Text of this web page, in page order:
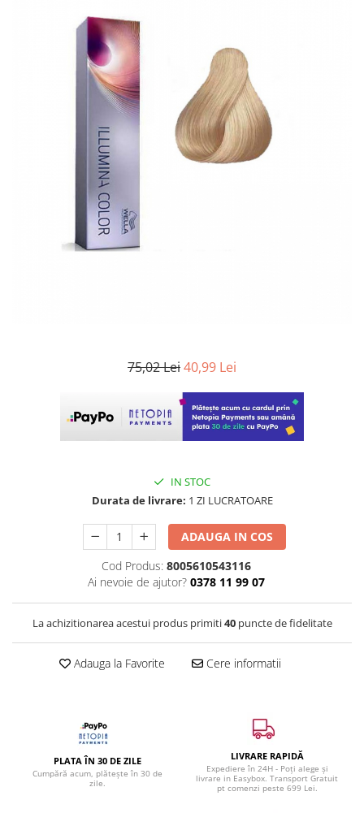
75,02 Lei40,99 Lei
IN STOC
Durata de livrare: 1 ZI LUCRATOARE
ADAUGA IN COS
Cod Produs: 8005610543116
Ai nevoie de ajutor? 0378 11 99 07
La achizitionarea acestui produs primiti40puncte de fidelitate
Adauga la Favorite Cere informatii
PLATA ÎN 30 DE ZILE
Cumpără acum, plătește în 30 de
zile.
LIVRARE RAPIDĂ
Expediere în 24H - Poți alege și
livrare in Easybox. Transport Gratuit
pt comenzi peste 699 Lei.